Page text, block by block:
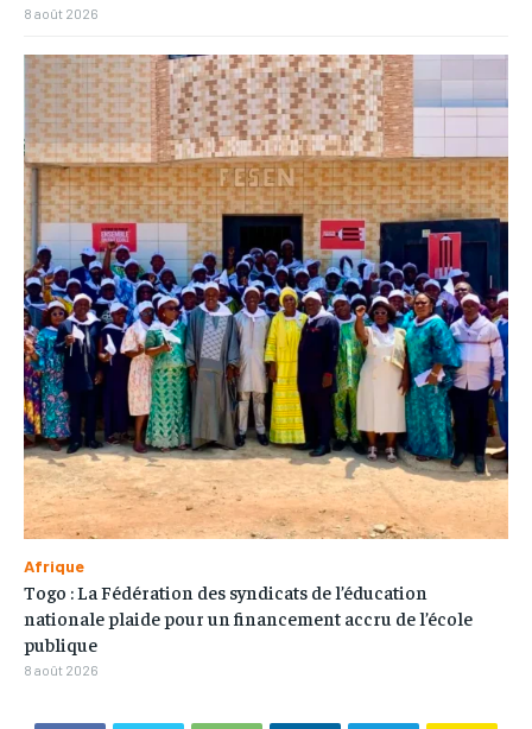
8 août 2026
Afrique
Togo : La Fédération des syndicats de l’éducation
nationale plaide pour un financement accru de l’école
publique
8 août 2026